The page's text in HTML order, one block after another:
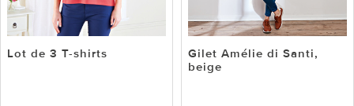
Lot de 3 T-shirts
Gilet Amélie di Santi,
beige